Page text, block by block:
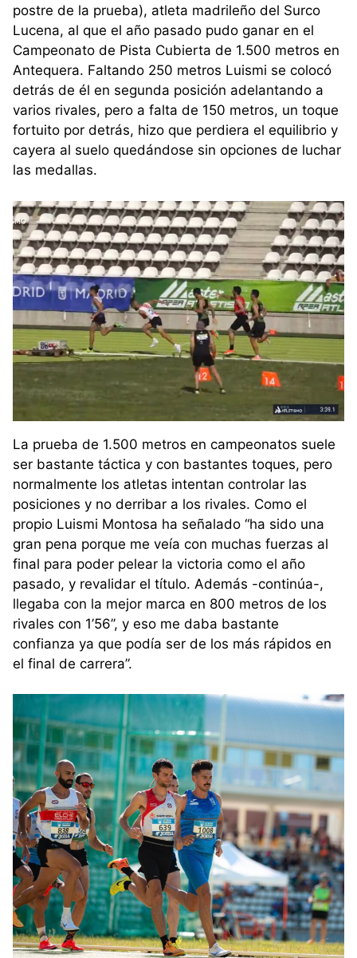
postre de la prueba), atleta madrileño del Surco
Lucena, al que el año pasado pudo ganar en el
Campeonato de Pista Cubierta de 1.500 metros en
Antequera. Faltando 250 metros Luismi se colocó
detrás de él en segunda posición adelantando a
varios rivales, pero a falta de 150 metros, un toque
fortuito por detrás, hizo que perdiera el equilibrio y
cayera al suelo quedándose sin opciones de luchar
las medallas.
La prueba de 1.500 metros en campeonatos suele
ser bastante táctica y con bastantes toques, pero
normalmente los atletas intentan controlar las
posiciones y no derribar a los rivales. Como el
propio Luismi Montosa ha señalado “ha sido una
gran pena porque me veía con muchas fuerzas al
final para poder pelear la victoria como el año
pasado, y revalidar el título. Además -continúa-,
llegaba con la mejor marca en 800 metros de los
rivales con 1’56’’, y eso me daba bastante
confianza ya que podía ser de los más rápidos en
el final de carrera”.